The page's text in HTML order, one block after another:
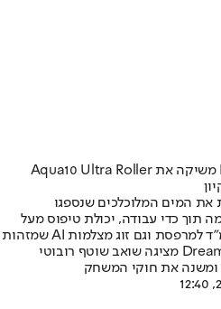
אי אפשר שלא להתאהב: Dreame משיקה את Aqua10 Ultra Roller
את המים המלוכלכים שנספגו
תוך כדי עבודה, יכולת טיפוס מעל
מכשולים המאפשרת מעבר בין ממ"ד למרפסת וגם זוג מצלמות AI שמזהות
עד 240 עצמים בחושך מוחלט • Dreame מציגה שואב שוטף רובוטי
ומשנה את חוקי המשחק